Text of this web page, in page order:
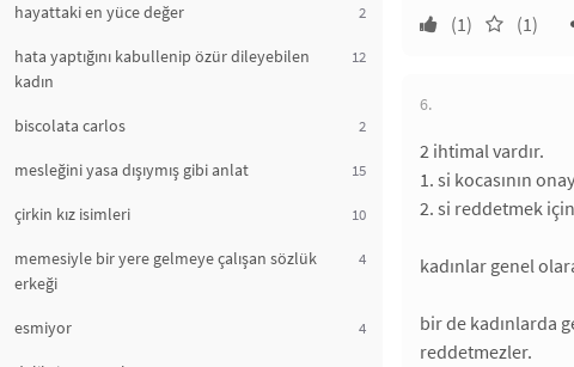
hayattaki en yüce değer 2
hata yaptığını kabullenip özür dileyebilen
kadın
12
biscolata carlos 2
mesleğini yasa dışıymış gibi anlat 15
çirkin kız isimleri 10
memesiyle bir yere gelmeye çalışan sözlük
erkeği
4
esmiyor 4
(1)
(1)
6.
2 ihtimal vardır.
1. si kocasının
2. si reddetmek
kadınlar genel
bir de kadınlarda
reddetmezler.